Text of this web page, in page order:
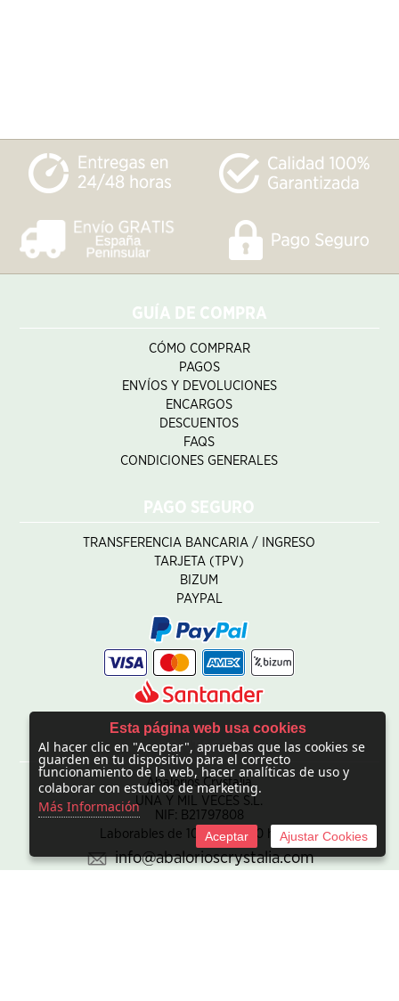
GUÍA DE COMPRA
CÓMO COMPRAR
PAGOS
ENVÍOS Y DEVOLUCIONES
ENCARGOS
DESCUENTOS
FAQS
CONDICIONES GENERALES
PAGO SEGURO
TRANSFERENCIA BANCARIA / INGRESO
TARJETA (TPV)
BIZUM
PAYPAL
CONTACTO
Abalorios Crystalia
UNA Y MIL VECES S.L.
NIF: B21797808
Laborables de 10:00 - 20:00 horas
info@abalorioscrystalia.com
Esta página web usa cookies
Al hacer clic en "Aceptar", apruebas que las cookies se
guarden en tu dispositivo para el correcto
funcionamiento de la web, hacer analíticas de uso y
colaborar con estudios de marketing.
Más Información
Aceptar Ajustar Cookies